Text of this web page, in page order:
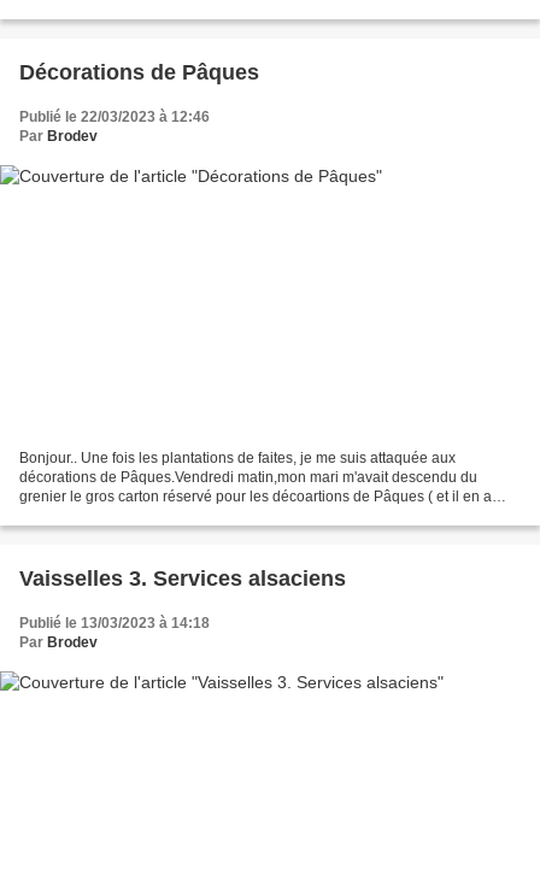
Décorations de Pâques
Publié le 22/03/2023 à 12:46
Par Brodev
Bonjour.. Une fois les plantations de faites, je me suis attaquée aux
décorations de Pâques.Vendredi matin,mon mari m'avait descendu du
grenier le gros carton réservé pour les décoartions de Pâques ( et il en a
Vaisselles 3. Services alsaciens
Publié le 13/03/2023 à 14:18
Par Brodev